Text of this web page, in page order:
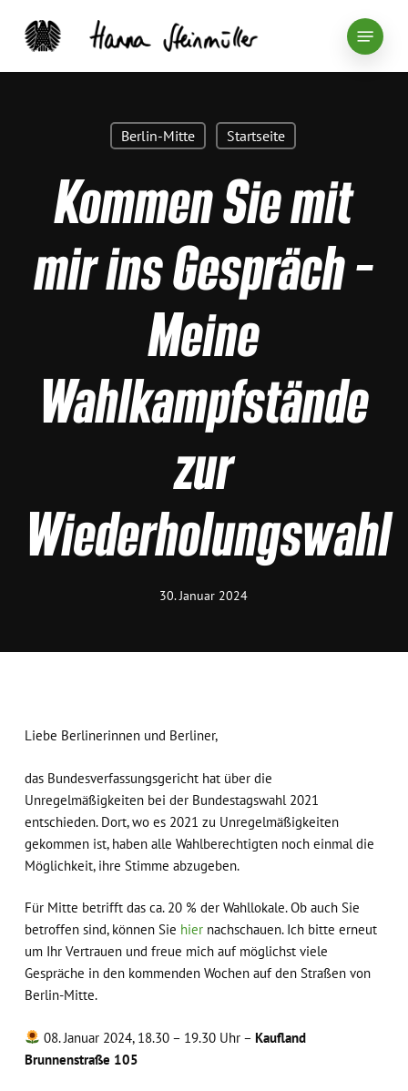
content
Menu
Berlin-Mitte Startseite
Kommen Sie mit
mir ins Gespräch –
Meine
Wahlkampfstände
zur
Wiederholungswahl
30. Januar 2024
Liebe Berlinerinnen und Berliner,
das Bundesverfassungsgericht hat über die
Unregelmäßigkeiten bei der Bundestagswahl 2021
entschieden. Dort, wo es 2021 zu Unregelmäßigkeiten
gekommen ist, haben alle Wahlberechtigten noch einmal die
Möglichkeit, ihre Stimme abzugeben.
Für Mitte betrifft das ca. 20 % der Wahllokale. Ob auch Sie
betroffen sind, können Sie hiernachschauen. Ich bitte erneut
um Ihr Vertrauen und freue mich auf möglichst viele
Gespräche in den kommenden Wochen auf den Straßen von
Berlin-Mitte.
08. Januar 2024, 18.30 – 19.30 Uhr – Kaufland
Brunnenstraße 105